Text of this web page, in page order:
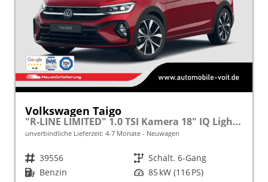
Volkswagen Taigo
"R-LINE LIMITED" 1.0 TSI Kamera 18" IQ Light Matrix-LED
unverbindliche Lieferzeit: 4-7 Monate Neuwagen
Fahrzeugnr. 39556 Getriebe Schalt. 6-Gang
Kraftstoff Benzin Leistung 85 kW (116 PS)